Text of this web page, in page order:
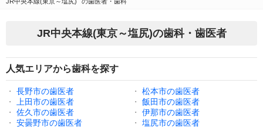
JR中央本線(東京～塩尻)の歯科・歯医者
人気エリアから歯科を探す
・ 長野市の歯医者 ・
松本市の歯医者
・
上田市の歯医者 ・
飯田市の歯医者
・
佐久市の歯医者 ・
伊那市の歯医者
・
安曇野市の歯医者 ・ 塩尻市の歯医者